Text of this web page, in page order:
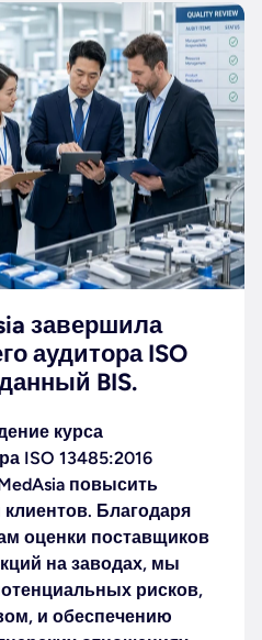
завершила
аудитора ISO
BIS.
курса
ISO 13485:2016
повысить
Благодаря
оценки поставщиков
на заводах, мы
рисков,
и обеспечению